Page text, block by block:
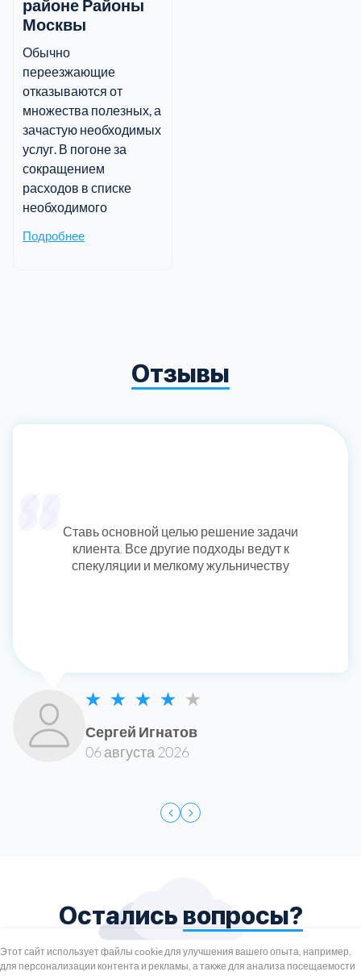
+7 (495) 739-8-12
Круглосуточно
8 (800) 100-33-300
районе Районы
Москвы
Обычно
переезжающие
отказываются от
множества полезных, а
зачастую необходимых
услуг. В погоне за
сокращением
расходов в списке
необходимого
Подробнее
Отзывы
Ставь основной целью решение задачи
клиента. Все другие подходы ведут к
спекуляции и мелкому жульничеству
Сергей Игнатов
06 августа 2026
Остались вопросы?
Хотите уточнить детали или готовы оставить
Этот сайт использует файлы cookie для улучшения вашего опыта, например,
для персонализации контента и рекламы, а также для анализа посещаемости